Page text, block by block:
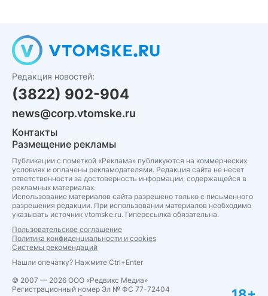
Редакция новостей:
(3822) 902-904
news@corp.vtomske.ru
Контакты
Размещение рекламы
Публикации с пометкой «Реклама» публикуются на коммерческих
условиях и оплачены рекламодателями. Редакция сайта не несет
ответственности за достоверность информации, содержащейся в
рекламных материалах.
Использование материалов сайта разрешено только с письменного
разрешения редакции. При использовании материалов необходимо
указывать источник vtomske.ru. Гиперссылка обязательна.
Пользовательское соглашение
Политика конфиденциальности и cookies
Системы рекомендаций
Нашли опечатку? Нажмите Ctrl+Enter
© 2007 — 2026 ООО «Редвикс Медиа»
Регистрационный номер Эл № ФС 77-72404